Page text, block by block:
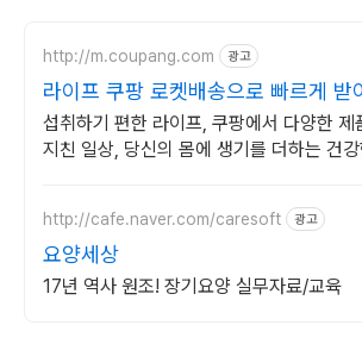
http://m.coupang.com 광고
라이프 쿠팡 로켓배송으로 빠르게 받
섭취하기 편한 라이프, 쿠팡에서 다양한 제
지친 일상, 당신의 몸에 생기를 더하는 건
http://cafe.naver.com/caresoft 광고
요양세상
17년 역사 원조! 장기요양 실무자료/교육